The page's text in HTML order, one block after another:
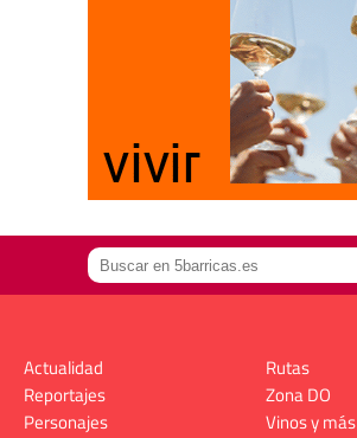
Actualidad
Reportajes
Personajes
Rutas
Zona DO
Vinos y más